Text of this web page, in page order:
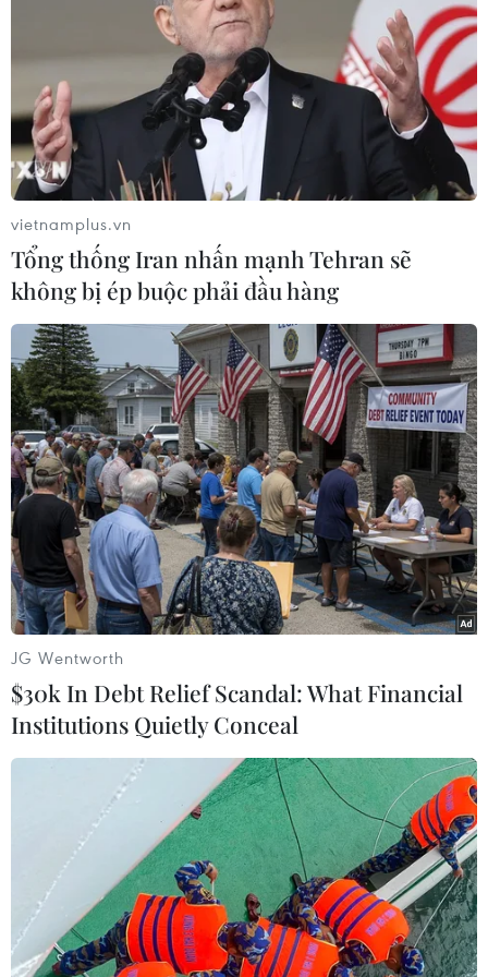
Vườn Quốc gia Kon Ka Kinh đã tiếp nhận
100 cá thể động vật quý hiếm
16/06/2022 04:59
Các cá thể động vật được giao nộp lại hầu hết là của
người dân tự nguyện giao nộp và của các hạt kiểm lâm
thu giữ từ việc bắt giữ các vụ buôn bán trái phép động
vật trên địa bàn.
Bình Phước: Thả 14 loài động vật hoang dã
vietnamplus.vn
Tổng thống Iran nhấn mạnh Tehran sẽ
không bị ép buộc phải đầu hàng
JG Wentworth
$30k In Debt Relief Scandal: What Financial
Institutions Quietly Conceal